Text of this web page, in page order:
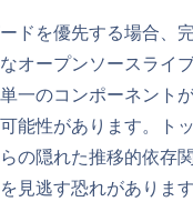
ドを優先する場合、
オープンソースライ
一のコンポーネント
能性があります。ト
の隠れた推移的依存
見逃す恐れがあります